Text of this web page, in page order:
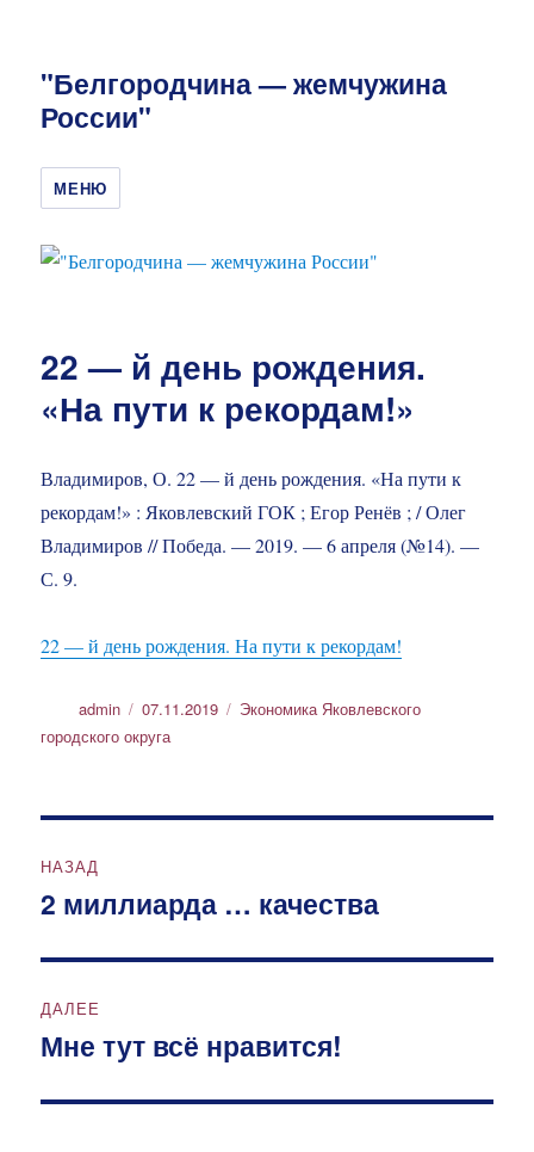
"Белгородчина — жемчужина
России"
МЕНЮ
22 — й день рождения.
«На пути к рекордам!»
Владимиров, О. 22 — й день рождения. «На пути к
рекордам!» : Яковлевский ГОК ; Егор Ренёв ; / Олег
Владимиров // Победа. — 2019. — 6 апреля (№14). —
С. 9.
22 — й день рождения. На пути к рекордам!
Автор
admin Опубликовано
07.11.2019 Рубрики
Экономика Яковлевского
городского округа
по
НАЗАД
Предыдущая
2 миллиарда … качества
ДАЛЕЕ
Следующая
Мне тут всё нравится!